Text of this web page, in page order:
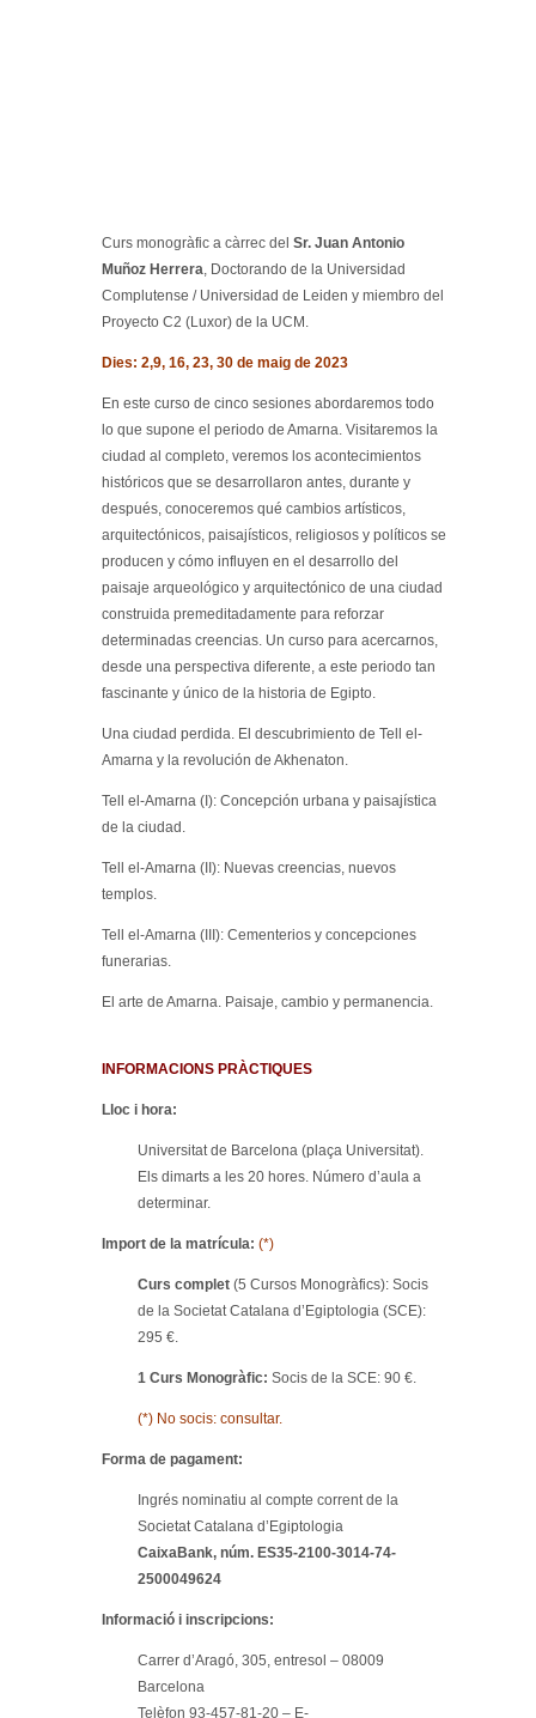
Curs monogràfic a càrrec del Sr. Juan Antonio
Muñoz Herrera, Doctorando de la Universidad
Complutense / Universidad de Leiden y miembro del
Proyecto C2 (Luxor) de la UCM.
Dies: 2,9, 16, 23, 30 de maig de 2023
En este curso de cinco sesiones abordaremos todo
lo que supone el periodo de Amarna. Visitaremos la
ciudad al completo, veremos los acontecimientos
históricos que se desarrollaron antes, durante y
después, conoceremos qué cambios artísticos,
arquitectónicos, paisajísticos, religiosos y políticos se
producen y cómo influyen en el desarrollo del
paisaje arqueológico y arquitectónico de una ciudad
construida premeditadamente para reforzar
determinadas creencias. Un curso para acercarnos,
desde una perspectiva diferente, a este periodo tan
fascinante y único de la historia de Egipto.
Una ciudad perdida. El descubrimiento de Tell el-
Amarna y la revolución de Akhenaton.
Tell el-Amarna (I): Concepción urbana y paisajística
de la ciudad.
Tell el-Amarna (II): Nuevas creencias, nuevos
templos.
Tell el-Amarna (III): Cementerios y concepciones
funerarias.
El arte de Amarna. Paisaje, cambio y permanencia.
INFORMACIONS PRÀCTIQUES
Lloc i hora:
Universitat de Barcelona (plaça Universitat).
Els dimarts a les 20 hores. Número d’aula a
determinar.
Import de la matrícula: (*)
Curs complet (5 Cursos Monogràfics): Socis
de la Societat Catalana d’Egiptologia (SCE):
295 €.
1 Curs Monogràfic: Socis de la SCE: 90 €.
(*) No socis: consultar.
Forma de pagament:
Ingrés nominatiu al compte corrent de la
Societat Catalana d’Egiptologia
CaixaBank, núm. ES35-2100-3014-74-
2500049624
Informació i inscripcions:
Carrer d’Aragó, 305, entresol – 08009
Barcelona
Telèfon 93-457-81-20 – E-